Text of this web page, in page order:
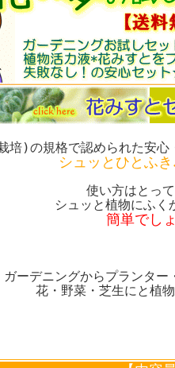
培)の規格で認められた安心
シュッとひとふ
使い方はとって
シュッと植物にふく
簡単でし
ガーデニングからプランター
花・野菜・芝生にと植